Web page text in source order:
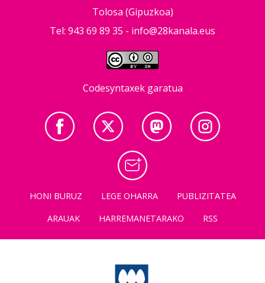
Tolosa (Gipuzkoa)
Tel: 943 69 89 35 - info@28kanala.eus
Codesyntaxek garatua
HONI BURUZ LEGE OHARRA
PUBLIZITATEA
ARAUAK
HARREMANETARAKO RSS